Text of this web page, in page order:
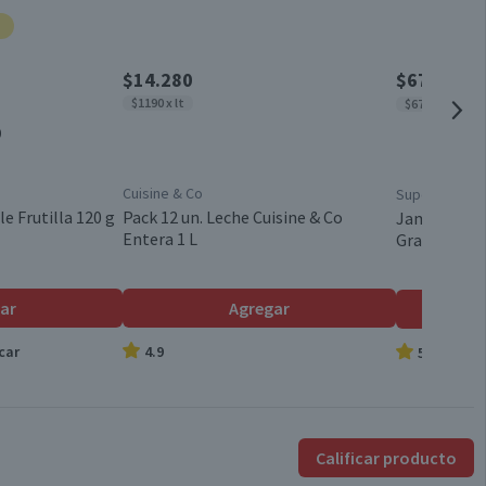
0
24,5
19
Frutilla 120 g
$14.280
$1190 x lt
Cuisine & Co
Pack 12 un. Leche Cuisine & Co
Entera 1 L
Agregar
4.9
$676
$6760 x kg
Super Cerdo
Jamón
Granel
5.0
Calificar producto